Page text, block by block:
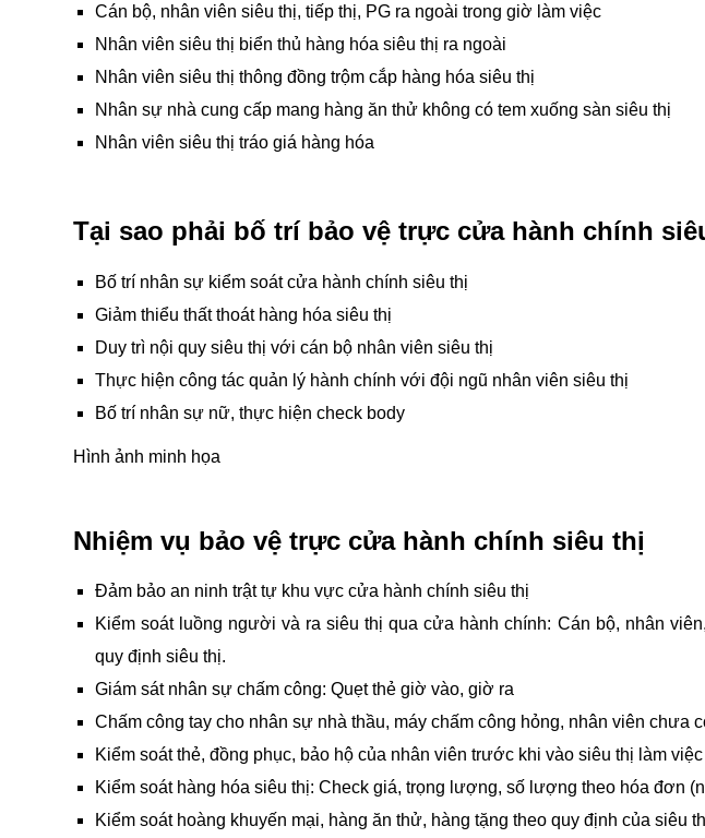
Cán bộ, nhân viên siêu thị, tiếp thị, PG ra ngoài trong giờ làm việc
Nhân viên siêu thị biển thủ hàng hóa siêu thị ra ngoài
Nhân viên siêu thị thông đồng trộm cắp hàng hóa siêu thị
Nhân sự nhà cung cấp mang hàng ăn thử không có tem xuống sàn siêu thị
Nhân viên siêu thị tráo giá hàng hóa
Tại sao phải bố trí bảo vệ trực cửa hành chính
Bố trí nhân sự kiểm soát cửa hành chính siêu thị
Giảm thiểu thất thoát hàng hóa siêu thị
Duy trì nội quy siêu thị với cán bộ nhân viên siêu thị
Thực hiện công tác quản lý hành chính với đội ngũ nhân viên siêu thị
Bố trí nhân sự nữ, thực hiện check body
Hình ảnh minh họa
Nhiệm vụ bảo vệ trực cửa hành chính siêu thị
Đảm bảo an ninh trật tự khu vực cửa hành chính siêu thị
Kiểm soát luồng người và ra siêu thị qua cửa hành chính: Cán bộ, nhân
quy định siêu thị.
Giám sát nhân sự chấm công: Quẹt thẻ giờ vào, giờ ra
Chấm công tay cho nhân sự nhà thầu, máy chấm công hỏng, nhân viên chưa
Kiểm soát thẻ, đồng phục, bảo hộ của nhân viên trước khi vào siêu thị làm việc
Kiểm soát hàng hóa siêu thị: Check giá, trọng lượng, số lượng theo hóa đơn
Kiểm soát hoàng khuyến mại, hàng ăn thử, hàng tặng theo quy định của siêu